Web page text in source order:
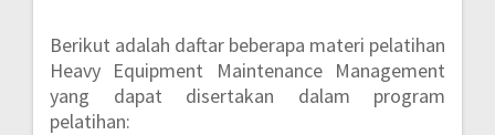
Berikut adalah daftar beberapa materi pelatihan
Heavy Equipment Maintenance Management
yang dapat disertakan dalam program
pelatihan: